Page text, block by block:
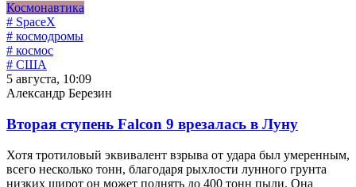
Космонавтика
# SpaceX
# космодромы
# космос
# США
5 августа, 10:09
Александр Березин
Вторая ступень Falcon 9 врезалась в Луну
Хотя тротиловый эквивалент взрыва от удара был умеренным,
всего несколько тонн, благодаря рыхлости лунного грунта
низких широт он может поднять до 400 тонн пыли. Она